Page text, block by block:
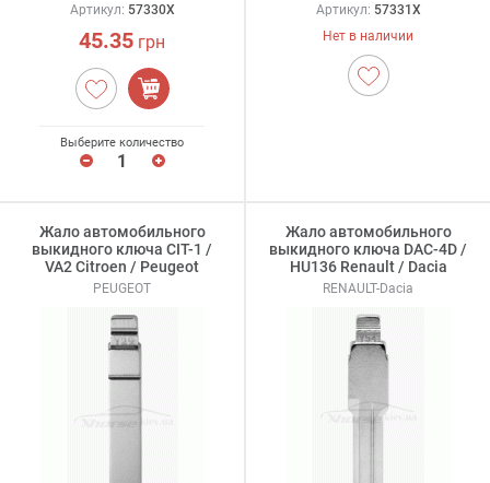
Артикул: 57330X
45.35 грн
Выберите количество
Артикул: 57331X
Нет в наличии
Жало автомобильного
выкидного ключа CIT-1 /
VA2 Citroen / Peugeot
PEUGEOT
Жало автомобильного
выкидного ключа DAC-4D /
HU136 Renault / Dacia
RENAULT-Dacia